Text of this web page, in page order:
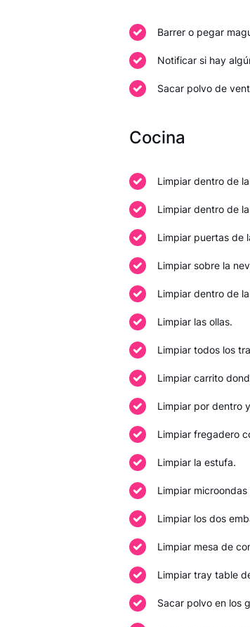
Barrer o pegar
Notificar si hay
Sacar polvo de
Cocina
Limpiar dentro de
Limpiar dentro de
Limpiar puertas de
Limpiar sobre la
Limpiar dentro de
Limpiar las ollas.
Limpiar todos los
Limpiar carrito
Limpiar por dentro
Limpiar fregadero
Limpiar la estufa.
Limpiar
Limpiar los dos
Limpiar mesa de
Limpiar tray table
Sacar polvo en los